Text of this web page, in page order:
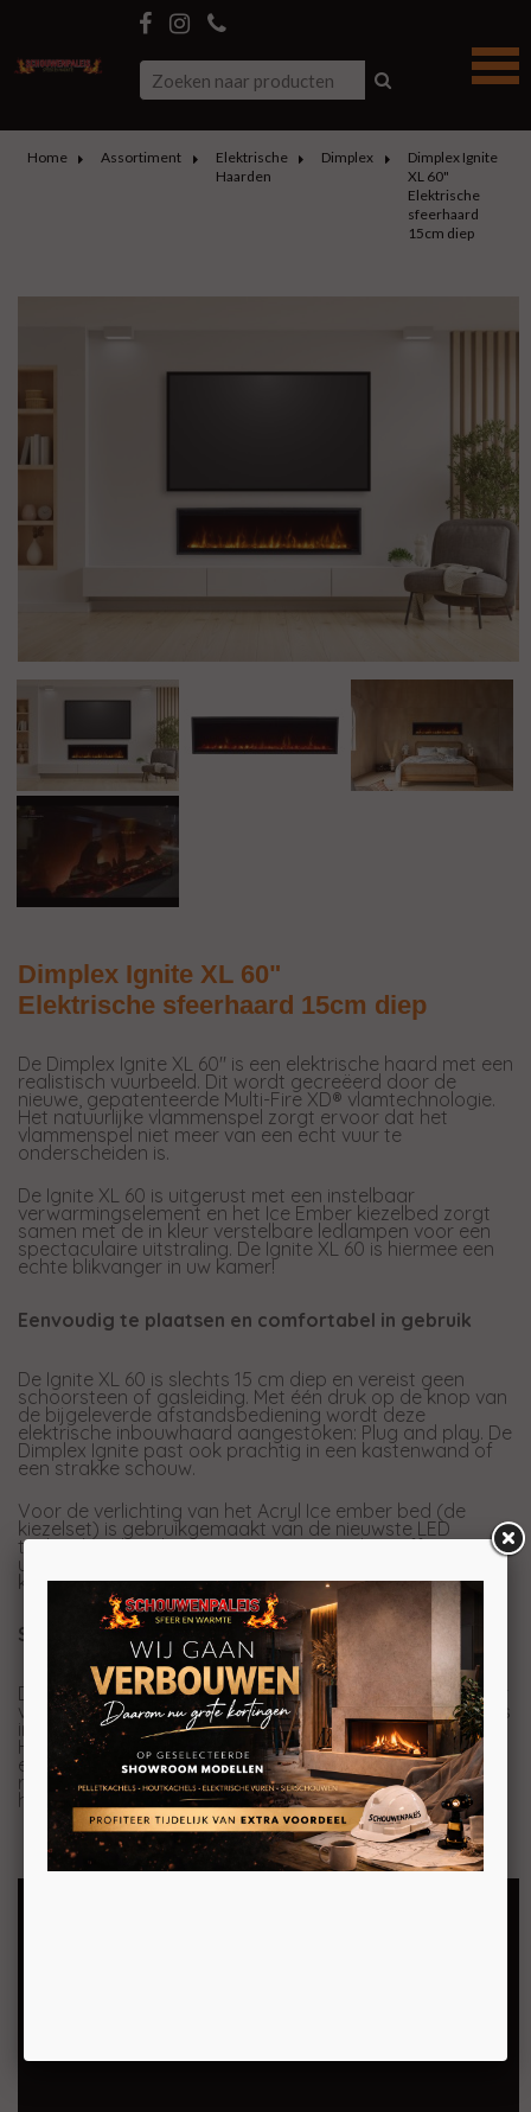
Home Assortiment
Elektrische
Haarden
Dimplex
Dimplex Ignite
XL 60"
Elektrische
sfeerhaard
15cm diep
Dimplex Ignite XL 60"
Elektrische sfeerhaard 15cm diep
De Dimplex Ignite XL 60" is een elektrische haard met een
realistisch vuurbeeld. Dit wordt gecreëerd door de
nieuwe, gepatenteerde Multi-Fire XD® vlamtechnologie.
Het natuurlijke vlammenspel zorgt ervoor dat het
vlammenspel niet meer van een echt vuur te
onderscheiden is.
De Ignite XL 60 is uitgerust met een instelbaar
verwarmingselement en het Ice Ember kiezelbed zorgt
samen met de in kleur verstelbare ledlampen voor een
spectaculaire uitstraling. De Ignite XL 60 is hiermee een
echte blikvanger in uw kamer!
Eenvoudig te plaatsen en comfortabel in gebruik
De Ignite XL 60 is slechts 15 cm diep en vereist geen
schoorsteen of gasleiding. Met één druk op de knop van
de bijgeleverde afstandsbediening wordt deze
elektrische inbouwhaard aangestoken: Plug and play. De
Dimplex Ignite past ook prachtig in een kastenwand of
een strakke schouw.
Voor de verlichting van het Acryl Ice ember bed (de
kiezelset) is gebruikgemaakt van de nieuwste LED
technieken, hierdoor ontstaat een prachtig effect. Kies
uit verschillende kleurthema's of doorloop een reeks van
kleuren en maak zelf een keuze.
Sfeerhaard met verwarmingselement
De Dimplex Ignite XL 60 beschikt ook over een instelbaar
verwarmingselement. Wanneer u de verwarmingsmodus
inschakelt kan de haard 1-2 kW warmte afgeven.
Hiermee onderscheidt deze haard zich van veel andere
elektrische haarden en krijgt het haardvuur een nog
realistischer en sfeervoller beeld. Alsof u voor een echte
haard zit!